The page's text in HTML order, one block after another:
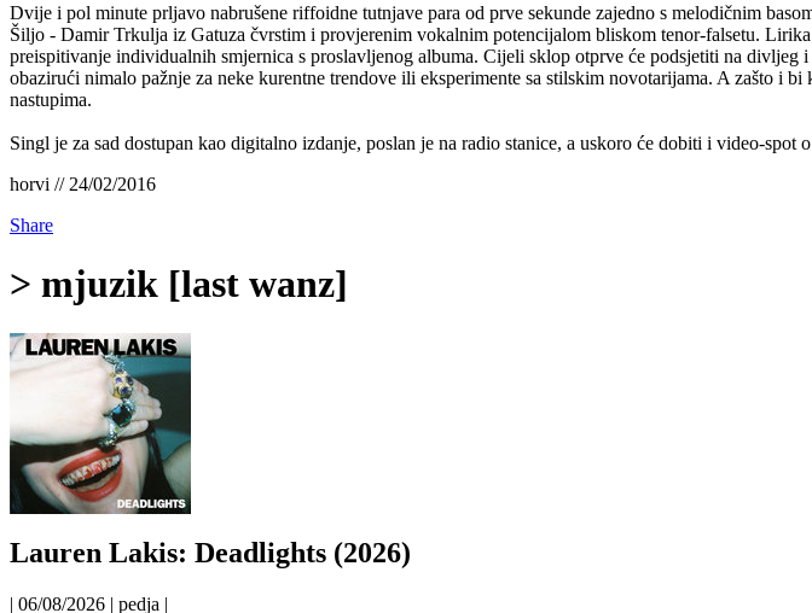
Dvije i pol minute prljavo nabrušene riffoidne tutnjave para od prve sekunde zajedno s melodičnim
Šiljo - Damir Trkulja iz Gatuza čvrstim i provjerenim vokalnim potencijalom bliskom tenor-falsetu.
preispitivanje individualnih smjernica s proslavljenog albuma. Cijeli sklop otprve će podsjetiti na
obazirući nimalo pažnje za neke kurentne trendove ili eksperimente sa stilskim novotarijama. A zašto
nastupima.
Singl je za sad dostupan kao digitalno izdanje, poslan je na radio stanice, a uskoro će dobiti i video-spot
horvi // 24/02/2016
Share
> mjuzik [last wanz]
Lauren Lakis: Deadlights (2026)
| 06/08/2026 | pedja |